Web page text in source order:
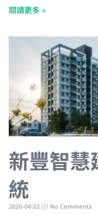
CCTV網路型錄影監視系統
停車場管理系統＋汽車車牌
閱讀更多 »
新豐智慧
統
2026-04-22 No Comments